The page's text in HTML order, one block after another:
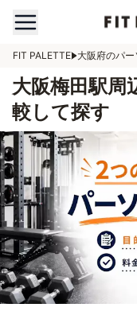
FIT PALETTE 大阪府のパ
大阪梅田駅周
較して探す